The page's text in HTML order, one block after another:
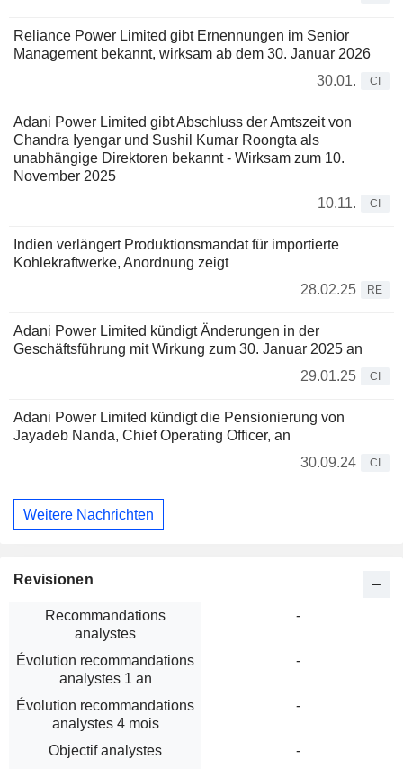
Reliance Power Limited gibt Ernennungen im Senior
Management bekannt, wirksam ab dem 30. Januar 2026
30.01.
CI
Adani Power Limited gibt Abschluss der Amtszeit von
Chandra Iyengar und Sushil Kumar Roongta als
unabhängige Direktoren bekannt - Wirksam zum 10.
November 2025
10.11.
CI
Indien verlängert Produktionsmandat für importierte
Kohlekraftwerke, Anordnung zeigt
28.02.25
RE
Adani Power Limited kündigt Änderungen in der
Geschäftsführung mit Wirkung zum 30. Januar 2025 an
29.01.25
CI
Adani Power Limited kündigt die Pensionierung von
Jayadeb Nanda, Chief Operating Officer, an
30.09.24
CI
Weitere Nachrichten
Revisionen
Recommandations
analystes
-
Évolution recommandations
analystes 1 an
-
Évolution recommandations
analystes 4 mois
-
Objectif analystes
-